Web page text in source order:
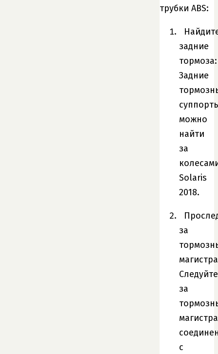
трубки ABS:
задние
тормоза:
Задние
можно
найти
за
Solaris
2018.
за
Следуйте
за
с